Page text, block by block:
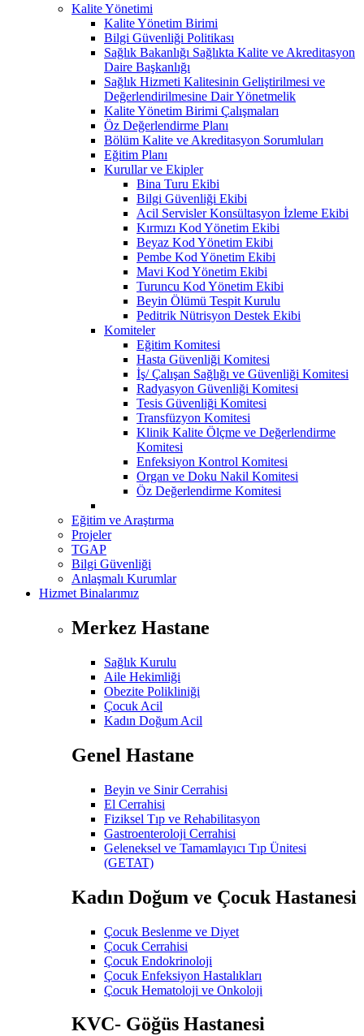
Kalite Yönetimi
Kalite Yönetim Birimi
Bilgi Güvenliği Politikası
Sağlık Bakanlığı Sağlıkta Kalite ve Akreditasyon
Daire Başkanlığı
Sağlık Hizmeti Kalitesinin Geliştirilmesi ve
Değerlendirilmesine Dair Yönetmelik
Kalite Yönetim Birimi Çalışmaları
Öz Değerlendirme Planı
Bölüm Kalite ve Akreditasyon Sorumluları
Eğitim Planı
Kurullar ve Ekipler
Bina Turu Ekibi
Bilgi Güvenliği Ekibi
Acil Servisler Konsültasyon İzleme Ekibi
Kırmızı Kod Yönetim Ekibi
Beyaz Kod Yönetim Ekibi
Pembe Kod Yönetim Ekibi
Mavi Kod Yönetim Ekibi
Turuncu Kod Yönetim Ekibi
Beyin Ölümü Tespit Kurulu
Peditrik Nütrisyon Destek Ekibi
Komiteler
Eğitim Komitesi
Hasta Güvenliği Komitesi
İş/ Çalışan Sağlığı ve Güvenliği Komitesi
Radyasyon Güvenliği Komitesi
Tesis Güvenliği Komitesi
Transfüzyon Komitesi
Klinik Kalite Ölçme ve Değerlendirme
Komitesi
Enfeksiyon Kontrol Komitesi
Organ ve Doku Nakil Komitesi
Öz Değerlendirme Komitesi
Eğitim ve Araştırma
Projeler
TGAP
Bilgi Güvenliği
Anlaşmalı Kurumlar
Hizmet Binalarımız
Merkez Hastane
Sağlık Kurulu
Aile Hekimliği
Obezite Polikliniği
Çocuk Acil
Kadın Doğum Acil
Genel Hastane
Beyin ve Sinir Cerrahisi
El Cerrahisi
Fiziksel Tıp ve Rehabilitasyon
Gastroenteroloji Cerrahisi
Geleneksel ve Tamamlayıcı Tıp Ünitesi
(GETAT)
Kadın Doğum ve Çocuk Hastanesi
Çocuk Beslenme ve Diyet
Çocuk Cerrahisi
Çocuk Endokrinoloji
Çocuk Enfeksiyon Hastalıkları
Çocuk Hematoloji ve Onkoloji
KVC- Göğüs Hastanesi